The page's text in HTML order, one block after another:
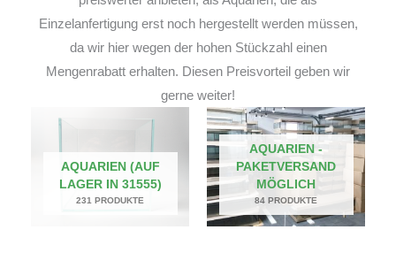
Einzelanfertigung erst noch hergestellt werden müssen,
da wir hier wegen der hohen Stückzahl einen
Mengenrabatt erhalten. Diesen Preisvorteil geben wir
gerne weiter!
AQUARIEN (AUF
LAGER IN 31555)
231 PRODUKTE
AQUARIEN -
PAKETVERSAND
MÖGLICH
84 PRODUKTE